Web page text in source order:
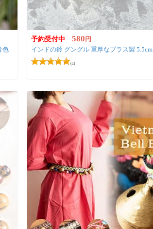
予約受付中 580円
インドの鈴 グングル 重厚なブラス製 5.5cm
(1)